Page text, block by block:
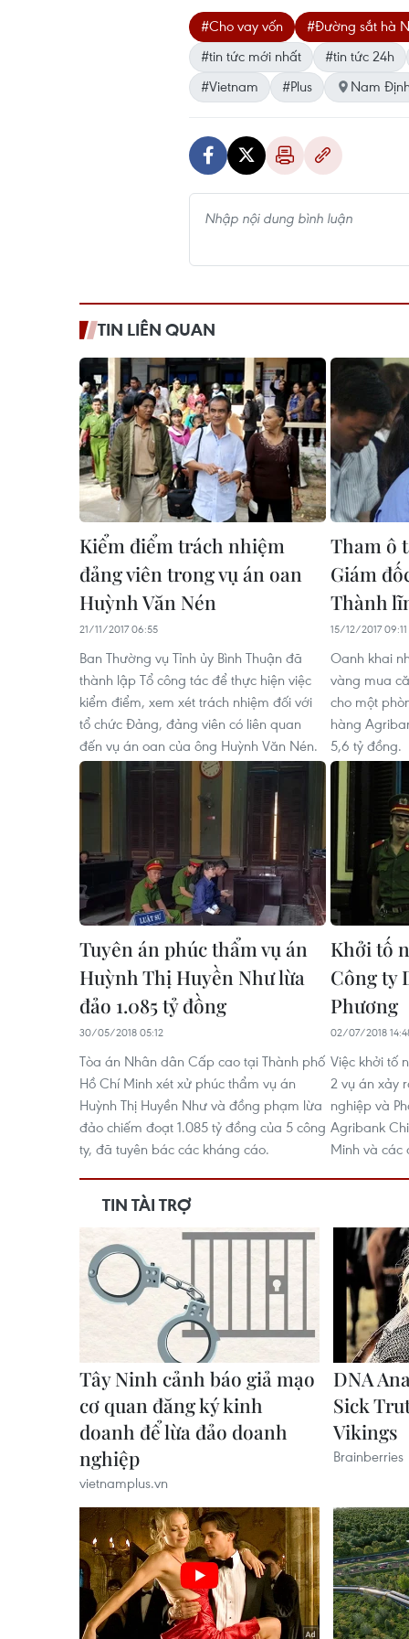
#Cho vay vốn #Đường sắt hà
#tin tức mới nhất
#tin tức 24h
#Vietnam
#Plus Nam
TIN LIÊN QUAN
Kiểm điểm trách nhiệm
đảng viên trong vụ án oan
Huỳnh Văn Nén
21/11/2017 06:55
Ban Thường vụ Tỉnh ủy Bình Thuận đã
thành lập Tổ công tác để thực hiện việc
kiểm điểm, xem xét trách nhiệm đối với
tổ chức Đảng, đảng viên có liên quan
đến vụ án oan của ông Huỳnh Văn Nén.
Tham ô
Giám
Thành
15/12/2017 09:11
Oanh khai
vàng mua
cho một
hàng
5,6 tỷ đồng.
Tuyên án phúc thẩm vụ án
Huỳnh Thị Huyền Như lừa
đảo 1.085 tỷ đồng
30/05/2018 05:12
Tòa án Nhân dân Cấp cao tại Thành phố
Hồ Chí Minh xét xử phúc thẩm vụ án
Huỳnh Thị Huyền Như và đồng phạm lừa
đảo chiếm đoạt 1.085 tỷ đồng của 5 công
ty, đã tuyên bác các kháng cáo.
Khởi tố
Công ty
Phương
02/07/2018
Việc khởi tố
2 vụ án xảy
nghiệp và
Agribank
Minh và các